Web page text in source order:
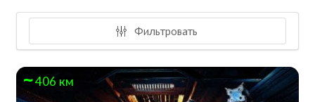
Фильтровать
406 км